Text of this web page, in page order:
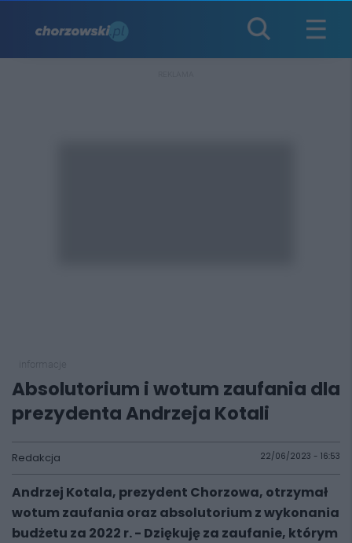
Absolutorium i wotum zaufania dla
prezydenta Andrzeja Kotali
Redakcja 22/06/2023 - 16:53
Andrzej Kotala, prezydent Chorzowa, otrzymał
wotum zaufania oraz absolutorium z wykonania
budżetu za 2022 r. - Dziękuję za zaufanie, którym